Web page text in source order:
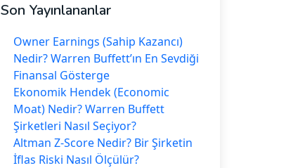
Son Yayınlananlar
Owner Earnings (Sahip Kazancı)
Nedir? Warren Buffett’ın En Sevdiği
Finansal Gösterge
Ekonomik Hendek (Economic
Moat) Nedir? Warren Buffett
Şirketleri Nasıl Seçiyor?
Altman Z-Score Nedir? Bir Şirketin
İflas Riski Nasıl Ölçülür?